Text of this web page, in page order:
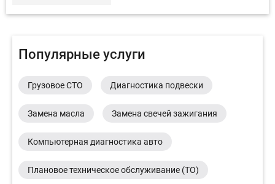
Популярные услуги
Грузовое СТО Диагностика подвески
Замена масла Замена свечей зажигания
Компьютерная диагностика авто
Плановое техническое обслуживание (ТО)